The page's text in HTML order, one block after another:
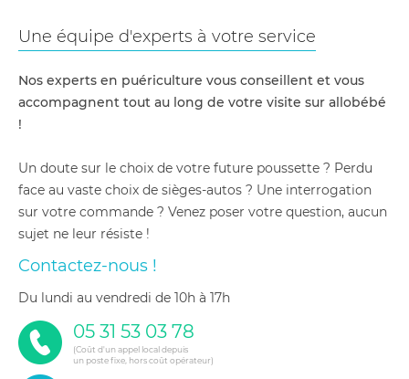
Une équipe d'experts à votre service
Nos experts en puériculture vous conseillent et vous
accompagnent tout au long de votre visite sur allobébé
!
Un doute sur le choix de votre future poussette ? Perdu
face au vaste choix de sièges-autos ? Une interrogation
sur votre commande ? Venez poser votre question, aucun
sujet ne leur résiste !
Contactez-nous !
du lundi au vendredi de 10h à 17h
05 31 53 03 78
(Coût d'un appel local depuis
un poste fixe, hors coût opérateur)